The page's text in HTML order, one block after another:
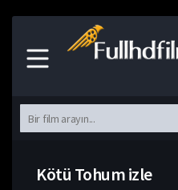
Kötü Tohum izle